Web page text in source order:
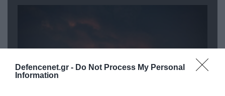
Defencenet.gr - Do Not Process My Personal
Information